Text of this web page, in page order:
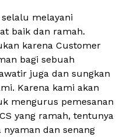
melayani
baik dan ramah.
karena Customer
bagi sebuah
juga dan sungkan
Karena kami akan
mengurus pemesanan
yang ramah, tentunya
nyaman dan senang